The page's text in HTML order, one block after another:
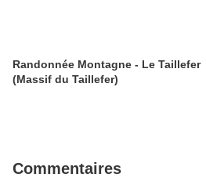
Randonnée Montagne - Le Taillefer
(Massif du Taillefer)
Commentaires